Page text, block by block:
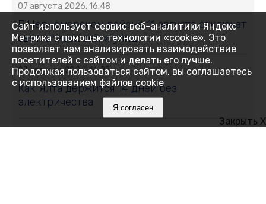
07 августа 2026, 16:48
В Черноморском районе 11 августа отключат
свет: список сёл и улиц
07 августа 2026, 16:27
Как Ялта держится 14 дней без
электричества
Закрыть X
Сайт использует сервис веб-аналитики Яндекс
Метрика с помощью технологии «cookie». Это
позволяет нам анализировать взаимодействие
посетителей с сайтом и делать его лучше.
Продолжая пользоваться сайтом, вы соглашаетесь
с использованием файлов cookie
Я согласен